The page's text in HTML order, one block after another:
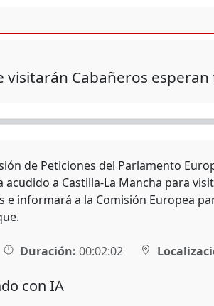
visitarán Cabañeros
de Peticiones del Parlamento
acudido a Castilla-La Mancha para
e informará a la Comisión Europea
Duración: 00:02:02
con IA